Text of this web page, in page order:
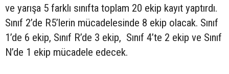
ve yarışa 5 farklı sınıfta toplam 20 ekip kayıt yaptırdı.
Sınıf 2’de R5’lerin mücadelesinde 8 ekip olacak. Sınıf
1’de 6 ekip, Sınıf R’de 3 ekip, Sınıf 4’te 2 ekip ve Sınıf
N’de 1 ekip mücadele edecek.